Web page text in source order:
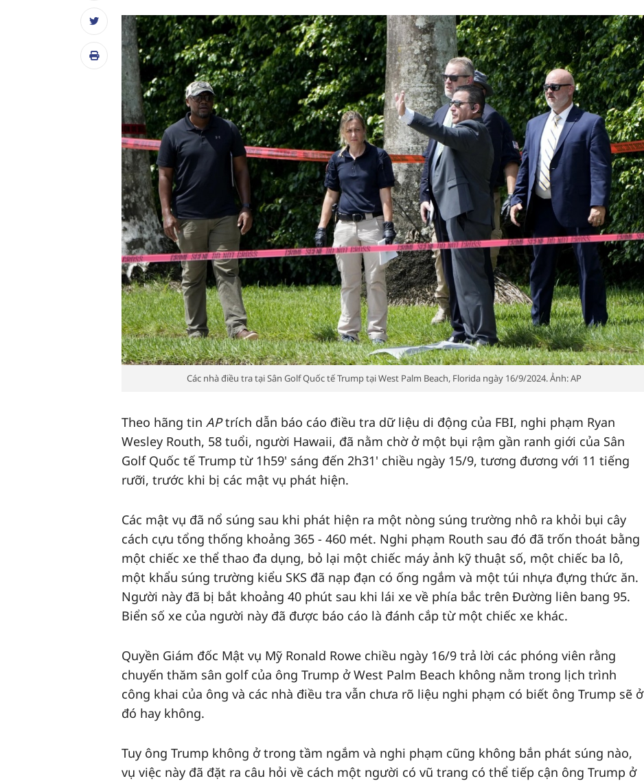
Các nhà điều tra tại Sân Golf Quốc tế Trump tại West Palm Beach, Florida ngày 16/9/2024. Ảnh: AP
Theo hãng tin APtrích dẫn báo cáo điều tra dữ liệu di động của FBI, nghi phạm Ryan
Wesley Routh, 58 tuổi, người Hawaii, đã nằm chờ ở một bụi rậm gần ranh giới của Sân
Golf Quốc tế Trump từ 1h59' sáng đến 2h31' chiều ngày 15/9, tương đương với 11 tiếng
rưỡi, trước khi bị các mật vụ phát hiện.
Các mật vụ đã nổ súng sau khi phát hiện ra một nòng súng trường nhô ra khỏi bụi cây
cách cựu tổng thống khoảng 365 - 460 mét. Nghi phạm Routh sau đó đã trốn thoát bằng
một chiếc xe thể thao đa dụng, bỏ lại một chiếc máy ảnh kỹ thuật số, một chiếc ba lô,
một khẩu súng trường kiểu SKS đã nạp đạn có ống ngắm và một túi nhựa đựng thức ăn.
Người này đã bị bắt khoảng 40 phút sau khi lái xe về phía bắc trên Đường liên bang 95.
Biển số xe của người này đã được báo cáo là đánh cắp từ một chiếc xe khác.
Quyền Giám đốc Mật vụ Mỹ Ronald Rowe chiều ngày 16/9 trả lời các phóng viên rằng
chuyến thăm sân golf của ông Trump ở West Palm Beach không nằm trong lịch trình
công khai của ông và các nhà điều tra vẫn chưa rõ liệu nghi phạm có biết ông Trump sẽ ở
đó hay không.
Tuy ông Trump không ở trong tầm ngắm và nghi phạm cũng không bắn phát súng nào,
vụ việc này đã đặt ra câu hỏi về cách một người có vũ trang có thể tiếp cận ông Trump ở